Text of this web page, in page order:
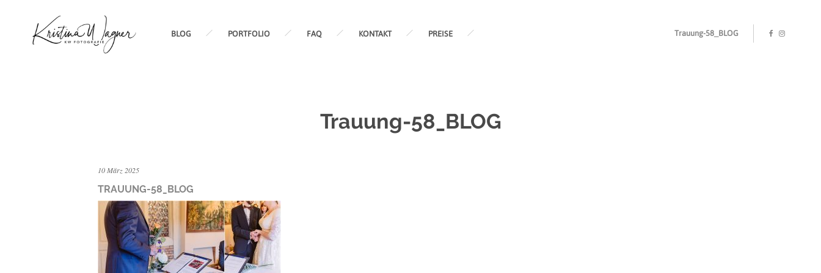
BLOG PORTFOLIO FAQ KONTAKT PREISE Trauung-58_BLOG
Trauung-58_BLOG
10 März 2025
TRAUUNG-58_BLOG